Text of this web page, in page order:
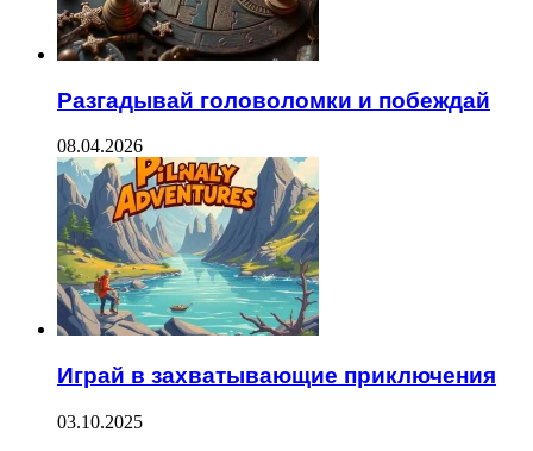
Разгадывай головоломки и побеждай
08.04.2026
Играй в захватывающие приключения
03.10.2025